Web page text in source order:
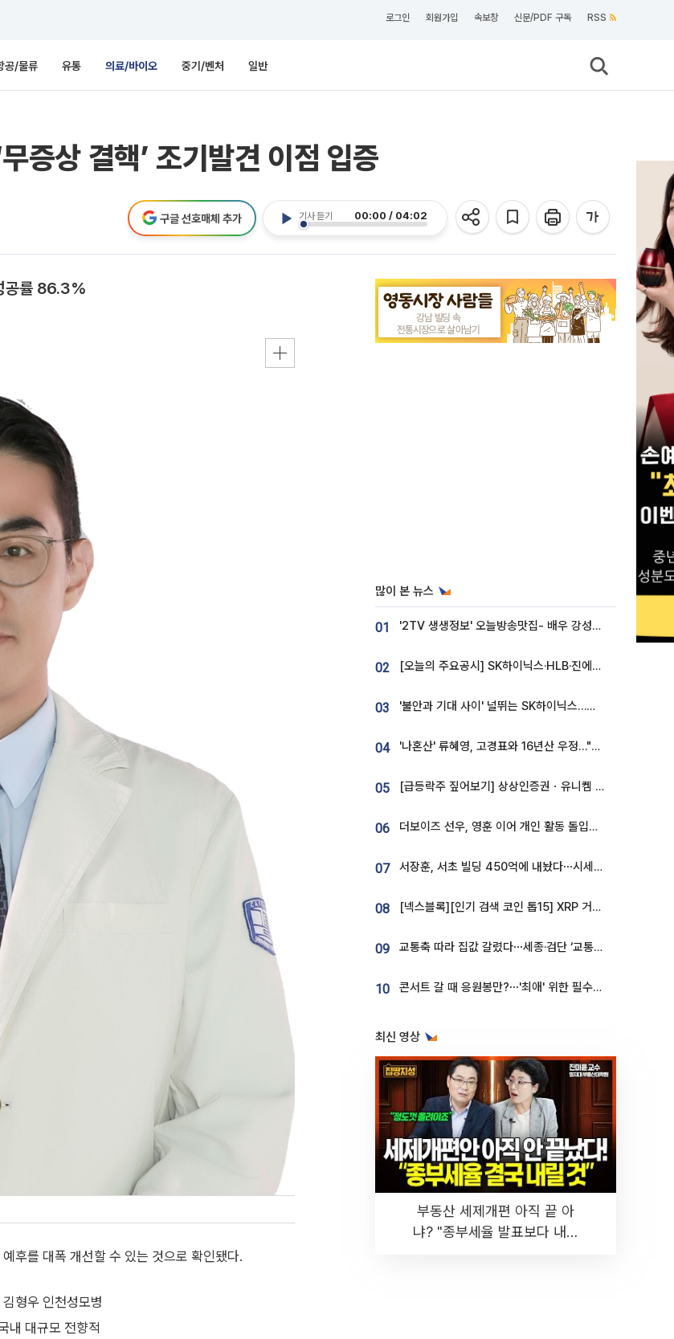
로그인 회원가입 속보창 신문/PDF 구독 RSS
공/물류 유통 의료/바이오 중기/벤처 일반
증상 결핵’ 조기발견 이점 입증
기사 듣기 00:00 / 04:02
구글 선호매체 추가
공률 86.3%
후를 대폭 개선할 수 있는 것으로 확인됐다.
형우 인천성모병
내 대규모 전향적
많이 본 뉴스
01 '2TV 생생정보' 오늘방송맛집- 배우 강성진 단골! 쌀국수ㆍ푸팟퐁 커리 맛집 '블○○○'
02 [오늘의 주요공시] SK하이닉스·HLB·진에어·포스코홀딩스·네이버·대우건설 등
03 '불안과 기대 사이' 널뛰는 SK하이닉스…증권가 "HBM4·LTA 기반 펀터멘털 견고"
04 '나혼산' 류혜영, 고경표와 16년산 우정…"자취방서 부모님과 마주쳐"
05 [급등락주 짚어보기] 상상인증권ㆍ유니켐 2연속, 본느 6연속 ‘상한가’⋯M&A 훈풍 분 증시
06 더보이즈 선우, 영훈 이어 개인 활동 돌입⋯앳에어리어와 전속계약
07 서장훈, 서초 빌딩 450억에 내놨다⋯시세차익은
08 [넥스블록][인기 검색 코인 톱15] XRP 거래량 14억달러…ETHGas 급등·Bless 급락…고변동 알트 부각
09 교통축 따라 집값 갈렸다⋯세종·검단 ‘교통 프리미엄’ 뚜렷
10 콘서트 갈 때 응원봉만?⋯'최애' 위한 필수품 등장이오! [솔드아웃]
최신 영상
부동산 세제개편 아직 끝 아
냐? "종부세율 발표보다 내릴